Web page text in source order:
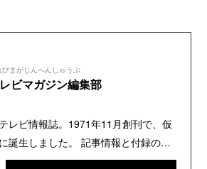
びまがじんへんしゅうぶ
ビマガジン編集部
レビ情報誌。1971年11月創刊で、仮
誕生しました。 記事情報と付録の詳
『テレビマガジン 公式動画チャンネ